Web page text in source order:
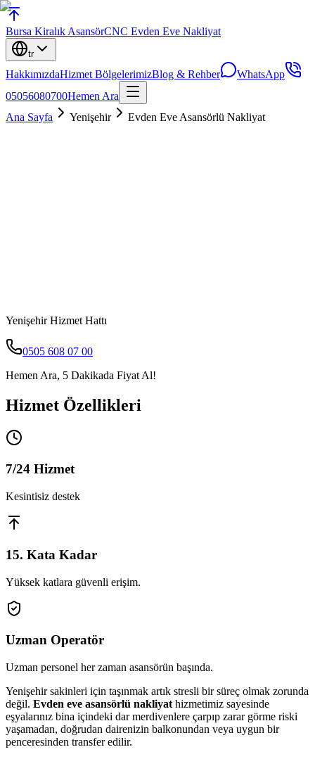
Bursa Kiralık AsansörCNC Evden Eve Nakliyat
tr
HakkımızdaHizmet BölgelerimizBlog & Rehber
WhatsApp
05056080700Hemen Ara
Ana Sayfa
Yenişehir Evden Eve Asansörlü Nakliyat
YenişehirHizmet Hattı
0505 608 07 00
Hemen Ara, 5 Dakikada Fiyat Al!
Hizmet Özellikleri
7/24 Hizmet
Kesintisiz destek
15. Kata Kadar
Yüksek katlara güvenli erişim.
Uzman Operatör
Uzman personel her zaman asansörün başında.
Yenişehir sakinleri için taşınmak artık stresli bir süreç olmak zorunda
değil. Evden eve asansörlü nakliyat hizmetimiz sayesinde
eşyalarınız bina içindeki dar merdivenlere çarpıp zarar görme riski
yaşamadan, doğrudan dairenizin balkonundan veya uygun bir
penceresinden transfer edilir.